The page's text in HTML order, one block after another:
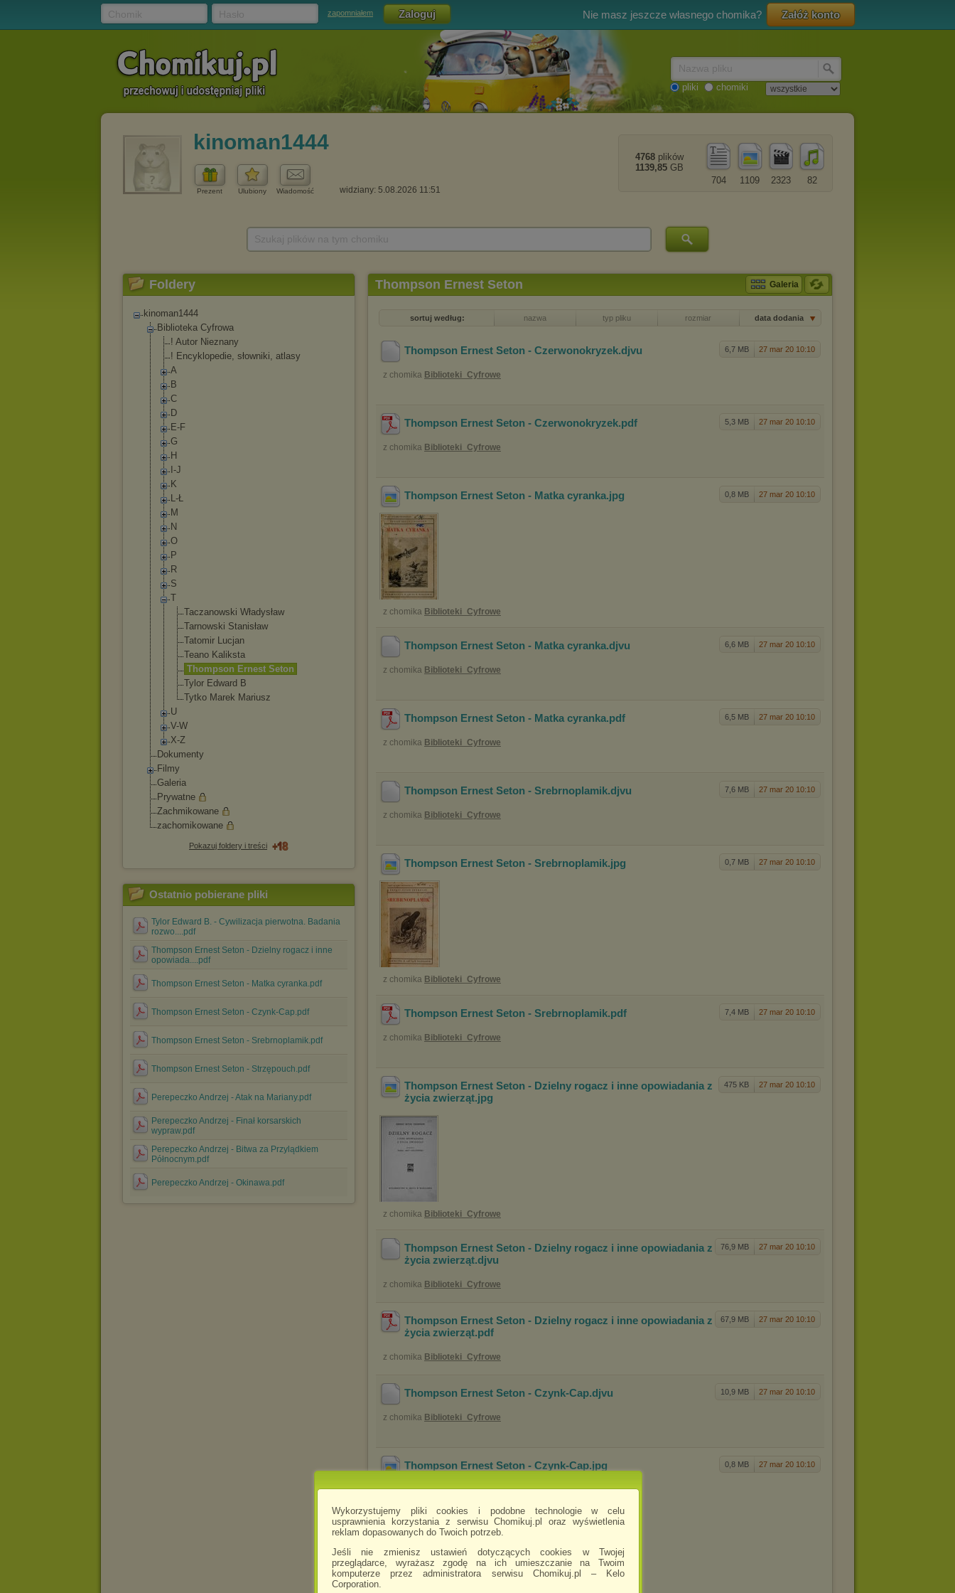
Wykorzystujemy pliki cookies i podobne technologie w celu
usprawnienia korzystania z serwisu Chomikuj.pl oraz wyświetlenia
reklam dopasowanych do Twoich potrzeb.
Jeśli nie zmienisz ustawień dotyczących cookies w Twojej
przeglądarce, wyrażasz zgodę na ich umieszczanie na Twoim
komputerze przez administratora serwisu Chomikuj.pl – Kelo
Corporation.
zapomniałem Nie masz jeszcze własnego chomika? Załóż konto
pliki chomiki
kinoman1444
Prezent Ulubiony Wiadomość widziany: 5.08.2026 11:51
82
2323
1109
704
4768 plików
1139,85 GB
Foldery
kinoman1444
Biblioteka Cyfrowa
! Autor Nieznany
! Encyklopedie, słowniki, atlasy
A
B
C
D
E-F
G
H
I-J
K
L-Ł
M
N
O
P
R
S
T
Taczanowski Władysław
Tarnowski Stanisław
Tatomir Lucjan
Teano Kaliksta
Thompson Ernest Seton
Tylor Edward B
Tytko Marek Mariusz
U
V-W
X-Z
Dokumenty
Filmy
Galeria
Prywatne
Zachmikowane
zachomikowane
Pokazuj foldery i treści
Ostatnio pobierane pliki
Tylor Edward B. - Cywilizacja pierwotna. Badania
rozwo....pdf
Thompson Ernest Seton - Dzielny rogacz i inne
opowiada....pdf
Thompson Ernest Seton - Matka cyranka.pdf
Thompson Ernest Seton - Czynk-Cap.pdf
Thompson Ernest Seton - Srebrnoplamik.pdf
Thompson Ernest Seton - Strzępouch.pdf
Perepeczko Andrzej - Atak na Mariany.pdf
Perepeczko Andrzej - Finał korsarskich
wypraw.pdf
Perepeczko Andrzej - Bitwa za Przylądkiem
Północnym.pdf
Perepeczko Andrzej - Okinawa.pdf
Thompson Ernest Seton Galeria
sortuj według: nazwa typ pliku rozmiar data dodania
6,7 MB 27 mar 20 10:10
Thompson Ernest Seton - Czerwonokryzek.djvu
z chomika Biblioteki_Cyfrowe
5,3 MB 27 mar 20 10:10
Thompson Ernest Seton - Czerwonokryzek.pdf
z chomika Biblioteki_Cyfrowe
0,8 MB 27 mar 20 10:10
Thompson Ernest Seton - Matka cyranka.jpg
z chomika Biblioteki_Cyfrowe
6,6 MB 27 mar 20 10:10
Thompson Ernest Seton - Matka cyranka.djvu
z chomika Biblioteki_Cyfrowe
6,5 MB 27 mar 20 10:10
Thompson Ernest Seton - Matka cyranka.pdf
z chomika Biblioteki_Cyfrowe
7,6 MB 27 mar 20 10:10
Thompson Ernest Seton - Srebrnoplamik.djvu
z chomika Biblioteki_Cyfrowe
0,7 MB 27 mar 20 10:10
Thompson Ernest Seton - Srebrnoplamik.jpg
z chomika Biblioteki_Cyfrowe
7,4 MB 27 mar 20 10:10
Thompson Ernest Seton - Srebrnoplamik.pdf
z chomika Biblioteki_Cyfrowe
475 KB 27 mar 20 10:10
Thompson Ernest Seton - Dzielny rogacz i inne opowiadania z
życia zwierząt.jpg
z chomika Biblioteki_Cyfrowe
76,9 MB 27 mar 20 10:10
Thompson Ernest Seton - Dzielny rogacz i inne opowiadania z
życia zwierząt.djvu
z chomika Biblioteki_Cyfrowe
67,9 MB 27 mar 20 10:10
Thompson Ernest Seton - Dzielny rogacz i inne opowiadania z
życia zwierząt.pdf
z chomika Biblioteki_Cyfrowe
10,9 MB 27 mar 20 10:10
Thompson Ernest Seton - Czynk-Cap.djvu
z chomika Biblioteki_Cyfrowe
0,8 MB 27 mar 20 10:10
Thompson Ernest Seton - Czynk-Cap.jpg
z chomika